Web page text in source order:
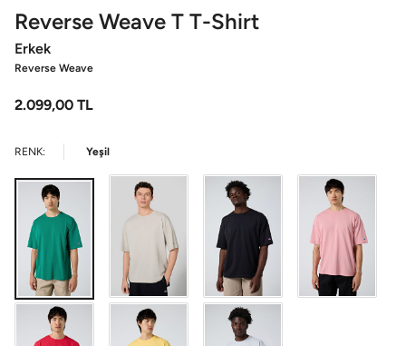
Reverse Weave T T-Shirt
Erkek
Reverse Weave
2.099,00 TL
RENK: Yeşil